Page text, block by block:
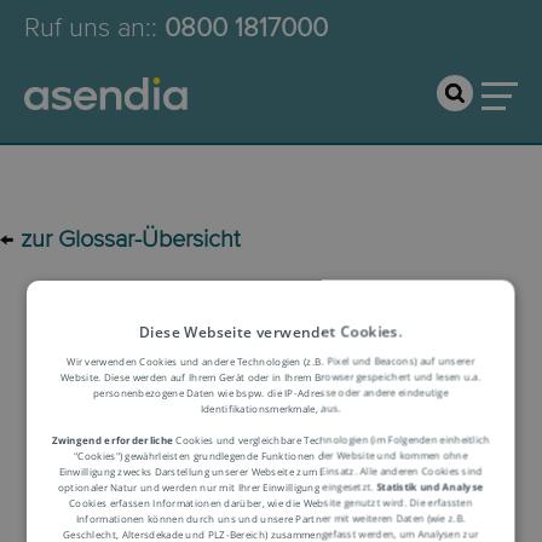
Ruf uns an:: 0800 1817000
← zur Glossar-Übersicht
Logistik-Glossar
Begriffserklärung
Diese Webseite verwendet Cookies.
Wir verwenden Cookies und andere Technologien (z.B. Pixel und Beacons) auf unserer
Website. Diese werden auf Ihrem Gerät oder in Ihrem Browser gespeichert und lesen u.a.
personenbezogene Daten wie bspw. die IP-Adresse oder andere eindeutige
Identifikationsmerkmale, aus.
Zwingend erforderlicheCookies und vergleichbare Technologien (im Folgenden einheitlich
"Cookies") gewährleisten grundlegende Funktionen der Website und kommen ohne
Einwilligung zwecks Darstellung unserer Webseite zum Einsatz. Alle anderen Cookies sind
optionaler Natur und werden nur mit Ihrer Einwilligung eingesetzt.Statistik und Analyse
Cookies erfassen Informationen darüber, wie die Website genutzt wird. Die erfassten
Informationen können durch uns und unsere Partner mit weiteren Daten (wie z.B.
Geschlecht, Altersdekade und PLZ-Bereich) zusammengefasst werden, um Analysen zur